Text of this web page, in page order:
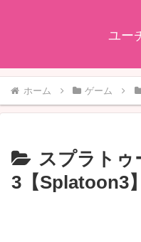
ユー
ホーム ゲーム
スプラトゥ
3【Splatoon3】